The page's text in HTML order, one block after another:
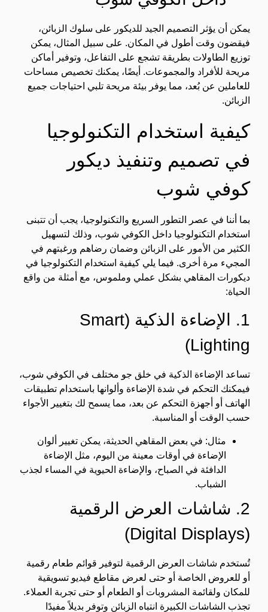
يمكن أن يؤثر التصميم الجيد للديكور على سلوك الزبائن،
فيقضون وقت أطول في المكان. على سبيل المثال، يمكن
توزيع الطاولات بطريقة تشجع على التفاعل، وتوفير أماكن
مريحة للأفراد والمجموعات. أيضًا، يمكنك تخصيص مساحات
للعاملين عن بُعد، مما يوفر بيئة مريحة تلبي احتياجات جميع
الزبائن.
كيفية استخدام التكنولوجيا
في تصميم وتنفيذ ديكور
كوفي شوب
بما أننا في عصر التطور السريع والتكنولوجيا، يجب أن تتبنى
استخدام التكنولوجيا داخل الكوفي شوب، وذلك لتسهيل
الكثير من الأمور على الزبائن وضمان رضاهم ورغبتهم في
المجيء مرة أخرى. فيما يلي كيفية استخدام التكنولوجيا في
ديكورات المقاهي بشكل عملي وملموس، مع أمثلة من واقع
الحياة:
1. الإضاءة الذكية (Smart
Lighting)
تساعد الإضاءة الذكية في خلق جو مختلف في الكوفي شوب،
فيمكنك التحكم في شدة الإضاءة وألوانها باستخدام تطبيقات
الهاتف أو أجهزة التحكم عن بعد، مما يسمح لك بتغيير الأجواء
حسب الوقت أو المناسبة.
مثال: في بعض المقاهي الحديثة، يمكن تغيير ألوان
الإضاءة في أوقات معينة من اليوم، مثل الإضاءة
الدافئة في الصباح، والإضاءة الحيوية في المساء لجذب
الشباب.
2. شاشات العرض الرقمية
(Digital Displays)
تُستخدم شاشات العرض الرقمية لتوفير قوائم طعام رقمية
أو للعروض الخاصة أو حتى لعرض مقاطع فيديو تسويقية
للمكان ولقائمة المشروبات أو الطعام أو حتى تجربة العملاء.
تجذب الشاشات الكبيرة انتباه الزبائن وتوفر بديلاً مفيدًا